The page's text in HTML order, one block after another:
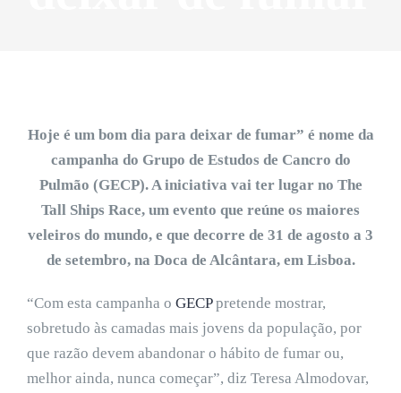
Hoje é um bom dia para deixar de fumar” é nome da
campanha do Grupo de Estudos de Cancro do
Pulmão (GECP). A iniciativa vai ter lugar no The
Tall Ships Race, um evento que reúne os maiores
veleiros do mundo, e que decorre de 31 de agosto a 3
de setembro, na Doca de Alcântara, em Lisboa.
“Com esta campanha o GECPpretende mostrar,
sobretudo às camadas mais jovens da população, por
que razão devem abandonar o hábito de fumar ou,
melhor ainda, nunca começar”, diz Teresa Almodovar,